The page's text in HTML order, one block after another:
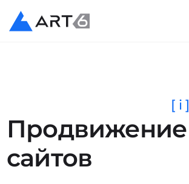
Продвижение
сайтов
[ i ]